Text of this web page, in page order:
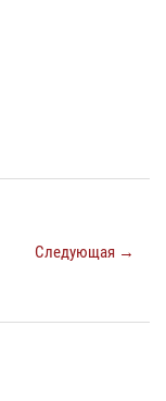
Следующая →